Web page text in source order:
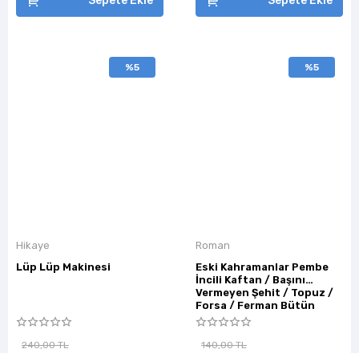
%5
Hikaye
Lüp Lüp Makinesi
240,00 TL
%5
Roman
Eski Kahramanlar Pembe
İncili Kaftan / Başını
Vermeyen Şehit / Topuz /
Forsa / Ferman Bütün
Eserleri
140,00 TL